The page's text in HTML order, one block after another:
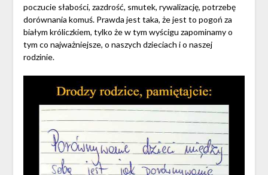
poczucie słabości, zazdrość, smutek, rywalizację, potrzebę
dorównania komuś. Prawda jest taka, że jest to pogoń za
białym króliczkiem, tylko że w tym wyścigu zapominamy o
tym co najważniejsze, o naszych dzieciach i o naszej
rodzinie.